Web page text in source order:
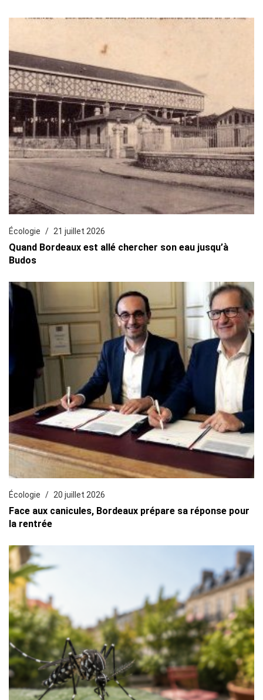
Écologie 21 juillet 2026
Quand Bordeaux est allé chercher son eau jusqu’à
Budos
Écologie 20 juillet 2026
Face aux canicules, Bordeaux prépare sa réponse pour
la rentrée